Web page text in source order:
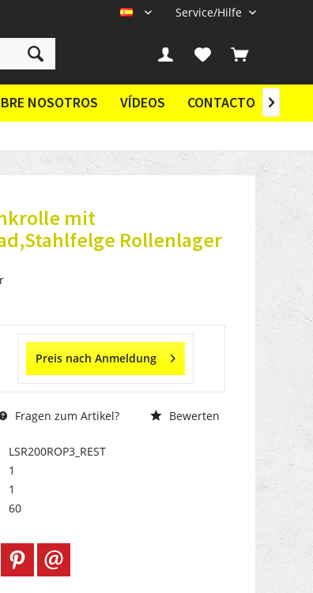
Service/Hilfe
NOSOTROS VÍDEOS CONTACTO 
mit
Rollenlager
Preis nach Anmeldung
Fragen zum Artikel? Bewerten
LSR200ROP3_REST
1
1
60